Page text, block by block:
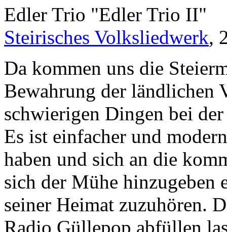
Edler Trio "Edler Trio II"
Steirisches Volksliedwerk,
Da kommen uns die
Bewahrung der ländlichen
schwierigen Dingen bei
Es ist einfacher und
haben und sich an die
sich der Mühe hinzugeben
seiner Heimat zuzuhören.
Radio Güllepop abfüllen